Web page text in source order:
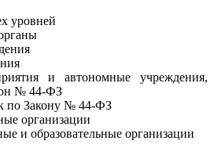
уровней
и автономные учреждения,
№ 44-ФЗ
по Закону № 44-ФЗ
организации
и образовательные организации